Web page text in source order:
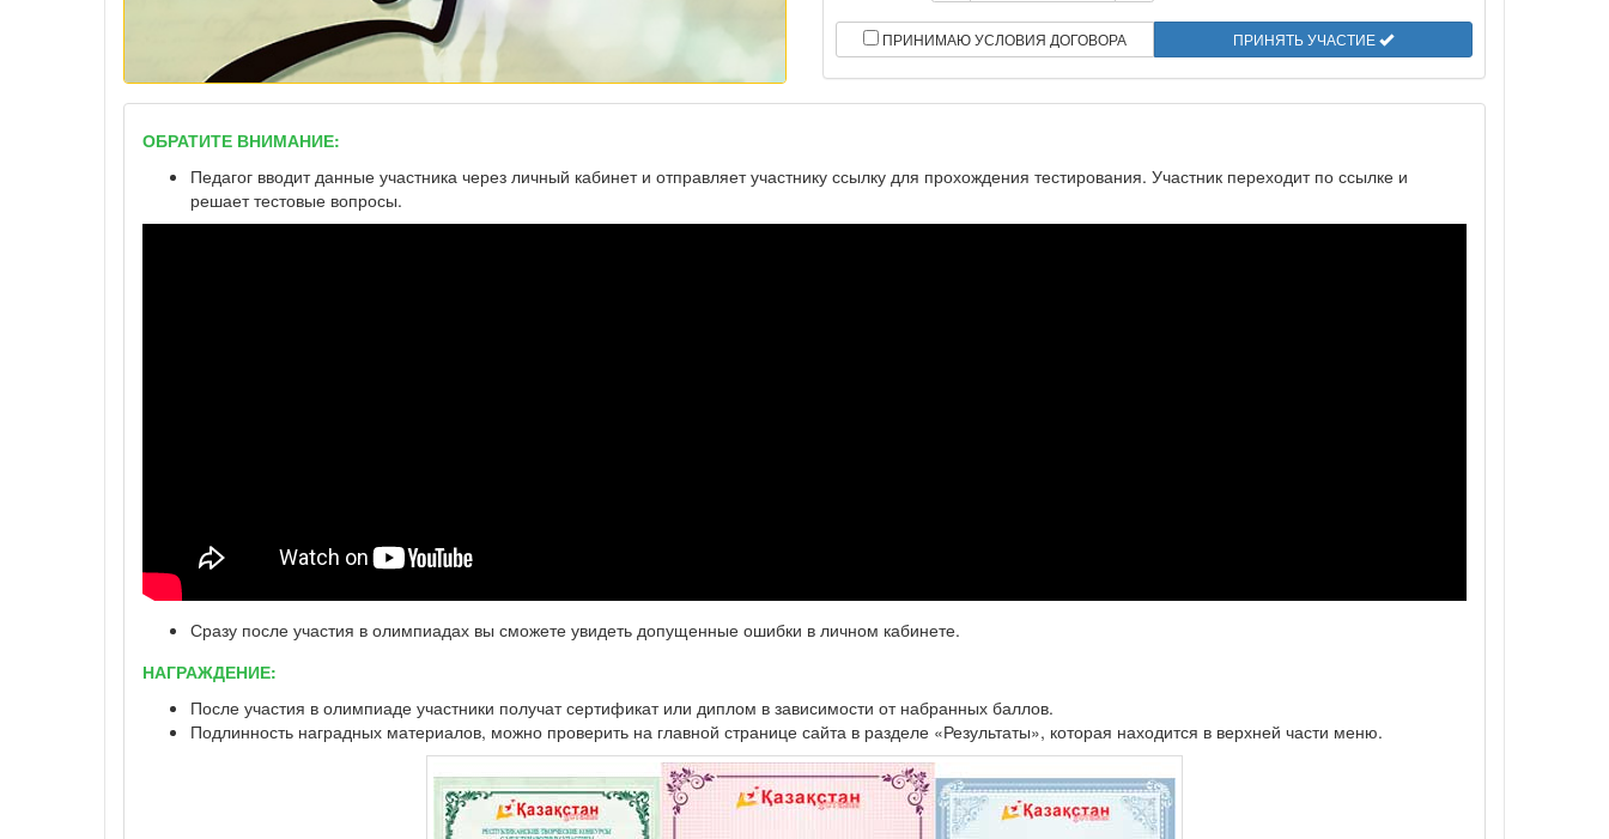
ПРИНИМАЮ УСЛОВИЯ ДОГОВОРА ПРИНЯТЬ УЧАСТИЕ
ОБРАТИТЕ ВНИМАНИЕ:
Педагог вводит данные участника через личный кабинет и отправляет участнику ссылку для прохождения тестирования. Участник переходит по ссылке и
решает тестовые вопросы.
Сразу после участия в олимпиадах вы сможете увидеть допущенные ошибки в личном кабинете.
НАГРАЖДЕНИЕ:
После участия в олимпиаде участники получат сертификат или диплом в зависимости от набранных баллов.
Подлинность наградных материалов, можно проверить на главной странице сайта в разделе «Результаты», которая находится в верхней части меню.